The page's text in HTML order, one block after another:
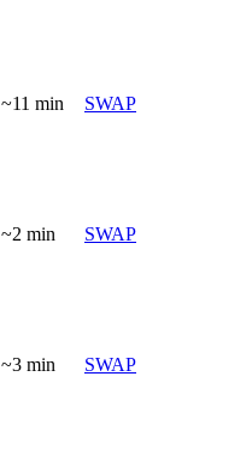
~11 min SWAP
~2 min SWAP
~3 min SWAP